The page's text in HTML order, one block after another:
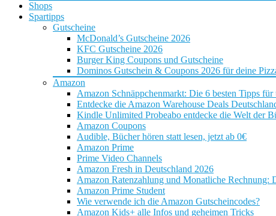
Shops
Spartipps
Gutscheine
McDonald’s Gutscheine 2026
KFC Gutscheine 2026
Burger King Coupons und Gutscheine
Dominos Gutschein & Coupons 2026 für deine
Amazon
Amazon Schnäppchenmarkt: Die 6 besten Tipps
Entdecke die Amazon Warehouse Deals
Kindle Unlimited Probeabo entdecke die Welt der
Amazon Coupons
Audible, Bücher hören statt lesen, jetzt ab 0€
Amazon Prime
Prime Video Channels
Amazon Fresh in Deutschland 2026
Amazon Ratenzahlung und Monatliche Rechnung:
Amazon Prime Student
Wie verwende ich die Amazon Gutscheincodes?
Amazon Kids+ alle Infos und geheimen Tricks